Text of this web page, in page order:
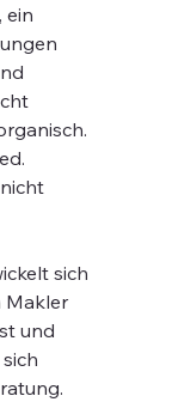
ein
sich
Makler
und